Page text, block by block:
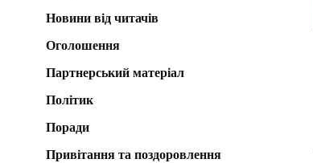
Новини від читачів
Оголошення
Партнерський матеріал
Політик
Поради
Привітання та поздоровлення